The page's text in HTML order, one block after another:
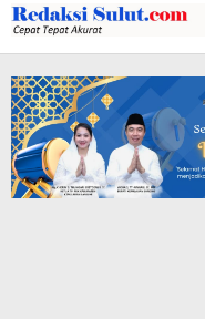
Lewati
ke
konten